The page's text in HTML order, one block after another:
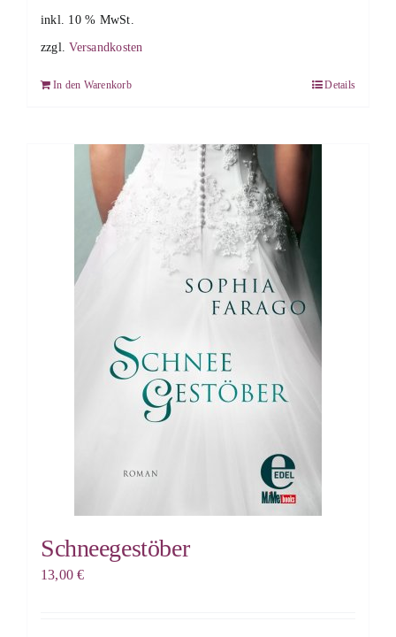
inkl. 10 % MwSt.
zzgl.Versandkosten
In den Warenkorb Details
Schneegestöber
13,00€